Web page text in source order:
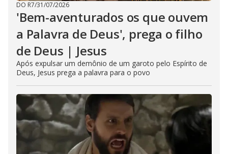
DO R7/31/07/2026
'Bem-aventurados os que ouvem
a Palavra de Deus', prega o filho
de Deus | Jesus
Após expulsar um demônio de um garoto pelo Espírito de
Deus, Jesus prega a palavra para o povo